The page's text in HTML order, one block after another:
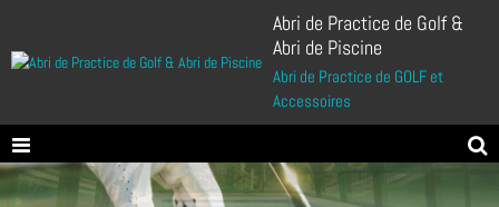
Abri de Practice de Golf &
Abri de Piscine
Abri de Practice de GOLF et
Accessoires